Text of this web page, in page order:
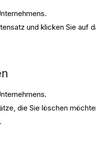
und klicken Sie auf
die Sie löschen
.